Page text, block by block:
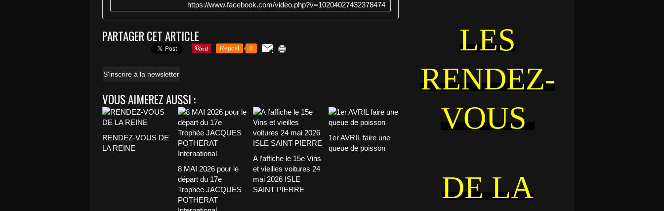
https://www.facebook.com/video.php?v=10204027432378474
PARTAGER CET ARTICLE
Repost 0
S'inscrire à la newsletter
VOUS AIMEREZ AUSSI :
RENDEZ-VOUS DE
LA REINE
8 MAI 2026 pour le
départ du 17e
Trophée JACQUES
POTHERAT
A l’affiche le 15e Vins
et vieilles voitures 24
mai 2026 ISLE
SAINT PIERRE
1er AVRIL faire une
queue de poisson
LES
RENDEZ-
VOUS
DE LA